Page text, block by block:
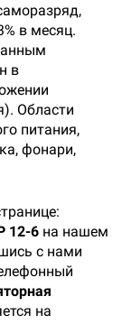
в месяц.
в
Области
питания,
фонари,
12-6 на нашем
с нами
на